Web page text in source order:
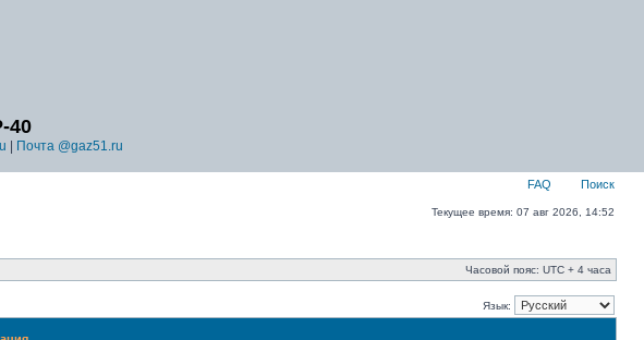
40
Почта @gaz51.ru
FAQ Поиск
Текущее время: 07 авг 2026, 14:52
Часовой пояс: UTC + 4 часа
Язык: